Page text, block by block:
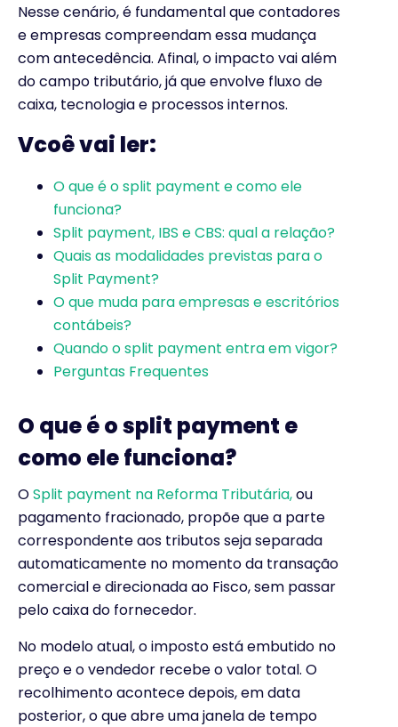
Nesse cenário, é fundamental que contadores
e empresas compreendam essa mudança
com antecedência. Afinal, o impacto vai além
do campo tributário, já que envolve fluxo de
caixa, tecnologia e processos internos.
Vcoê vai ler:
O que é o split payment e como ele
funciona?
Split payment, IBS e CBS: qual a relação?
Quais as modalidades previstas para o
Split Payment?
O que muda para empresas e escritórios
contábeis?
Quando o split payment entra em vigor?
Perguntas Frequentes
O que é o split payment e
como ele funciona?
OSplit payment na Reforma Tributária,ou
pagamento fracionado, propõe que a parte
correspondente aos tributos seja separada
automaticamente no momento da transação
comercial e direcionada ao Fisco, sem passar
pelo caixa do fornecedor.
No modelo atual, o imposto está embutido no
preço e o vendedor recebe o valor total. O
recolhimento acontece depois, em data
posterior, o que abre uma janela de tempo